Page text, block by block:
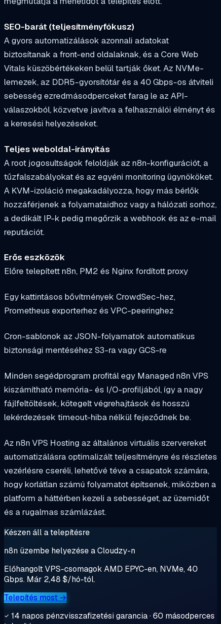
SEO-barát (teljesítményfókusz)
A gyors automatizálások azonnali adatokat
biztosítanak a front-end oldalaknak, és a Core Web
Vitals küszöbértékeken belül tartják őket. Az NVMe-
lemezek, az DDR5-gyorsítótár és a 40 Gbps-os átviteli
sebesség ezredmásodperceket farag le az API-
válaszokból, közvetve javítva a felhasználói élményt és
a keresési helyezéseket.
Teljes weboldal-irányítás
A root jogosultságok feloldják az n8n-konfigurációt, a
tűzfalszabályokat és az egyéni monitoring ügynököket.
A KVM-izoláció megakadályozza, hogy más bérlők
hozzáférjenek a folyamataidhoz vagy a hálózati sorhoz,
a dedikált IP-k pedig megőrzik a webhook és az e-mail
reputációt.
Erős eszközök
Előre telepített n8n, PM2 és Nginx fordított proxy
Egy kattintásos bővítmények CrowdSec-hez,
Prometheus exporterhez és VPC-peeringhez
Cron-sablonok az JSON-folyamatok automatikus
biztonsági mentéséhez S3-ra vagy GCS-re
Minden segédprogram profitál egy Managed n8n VPS
kiszámítható memória- és I/O-profiljából, így a nagy
fájlfeltöltések, kötegelt végrehajtások és hosszú
lekérdezések timeout-hiba nélkül fejeződnek be.
Az n8n VPS Hosting az általános virtuális szervereket
automatizálásra optimalizált teljesítményre és részletes
vezérlésre cseréli, lehetővé téve a csapatok számára,
hogy korlátlan számú folyamatot építsenek, miközben a
platform a háttérben kezeli a sebességet, az üzemidőt
és a rugalmas számlázást.
Készen áll a telepítésre
n8n üzembe helyezése a Cloudzy-n
Előhangolt VPS-csomagok AMD EPYC-en, NVMe, 40
Gbps. Már 2,48 $/hó-tól.
Telepítés most →
14 napos pénzvisszafizetési garancia · 60 másodperces